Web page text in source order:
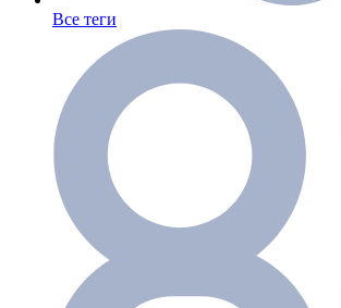
Все теги